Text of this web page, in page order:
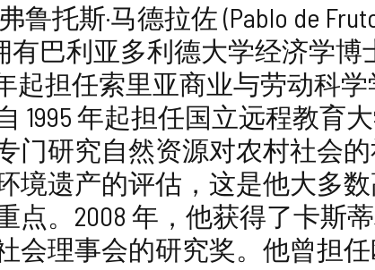
鲁托斯·马德拉佐 (Pablo de
有巴利亚多利德大学经济学博
年起担任索里亚商业与劳动科
1995 年起担任国立远程教育
门研究自然资源对农村社会
境遗产的评估，这是他大多
点。2008 年，他获得了卡斯
会理事会的研究奖。他曾担